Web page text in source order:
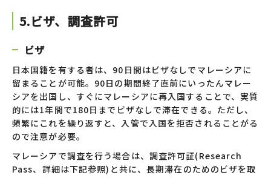
5.ビザ、調査許可
ビザ
日本国籍を有する者は、90日間はビザなしでマレーシアに
留まることが可能。90日の期間終了直前にいったんマレー
シアを出国し、すぐにマレーシアに再入国することで、実質
的には1年間で180日までビザなしで滞在できる。ただし、
頻繁にこれを繰り返すと、入管で入国を拒否されることがる
ので注意が必要。
マレーシアで調査を行う場合は、調査許可証(Research
Pass、詳細は下記参照)と共に、長期滞在のためのビザを取